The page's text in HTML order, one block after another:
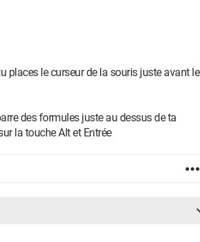
places le curseur de la souris juste avant le
des formules juste au dessus de ta
la touche Alt et Entrée